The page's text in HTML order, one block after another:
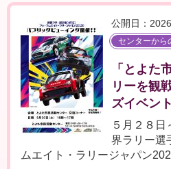
公開日：
センターから
「とよた
リーを観
ズイベン
５月２８
界ラリー選
ムエイト・ラリージャパン